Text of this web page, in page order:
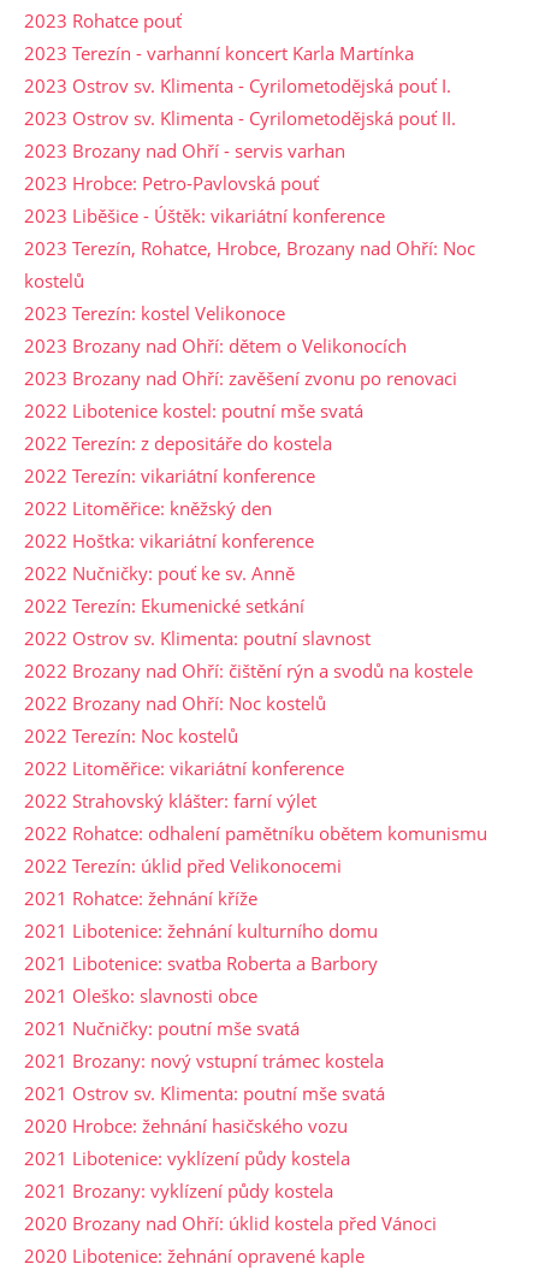
2023 Rohatce pouť
2023 Terezín - varhanní koncert Karla Martínka
2023 Ostrov sv. Klimenta - Cyrilometodějská pouť I.
2023 Ostrov sv. Klimenta - Cyrilometodějská pouť II.
2023 Brozany nad Ohří - servis varhan
2023 Hrobce: Petro-Pavlovská pouť
2023 Liběšice - Úštěk: vikariátní konference
2023 Terezín, Rohatce, Hrobce, Brozany nad Ohří: Noc
kostelů
2023 Terezín: kostel Velikonoce
2023 Brozany nad Ohří: dětem o Velikonocích
2023 Brozany nad Ohří: zavěšení zvonu po renovaci
2022 Libotenice kostel: poutní mše svatá
2022 Terezín: z depositáře do kostela
2022 Terezín: vikariátní konference
2022 Litoměřice: kněžský den
2022 Hoštka: vikariátní konference
2022 Nučničky: pouť ke sv. Anně
2022 Terezín: Ekumenické setkání
2022 Ostrov sv. Klimenta: poutní slavnost
2022 Brozany nad Ohří: čištění rýn a svodů na kostele
2022 Brozany nad Ohří: Noc kostelů
2022 Terezín: Noc kostelů
2022 Litoměřice: vikariátní konference
2022 Strahovský klášter: farní výlet
2022 Rohatce: odhalení pamětníku obětem komunismu
2022 Terezín: úklid před Velikonocemi
2021 Rohatce: žehnání kříže
2021 Libotenice: žehnání kulturního domu
2021 Libotenice: svatba Roberta a Barbory
2021 Oleško: slavnosti obce
2021 Nučničky: poutní mše svatá
2021 Brozany: nový vstupní trámec kostela
2021 Ostrov sv. Klimenta: poutní mše svatá
2020 Hrobce: žehnání hasičského vozu
2021 Libotenice: vyklízení půdy kostela
2021 Brozany: vyklízení půdy kostela
2020 Brozany nad Ohří: úklid kostela před Vánoci
2020 Libotenice: žehnání opravené kaple